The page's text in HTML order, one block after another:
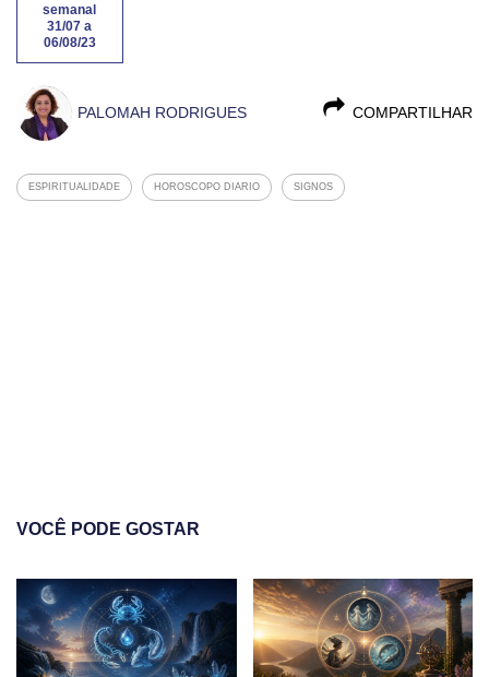
semanal
31/07 a
06/08/23
COMPARTILHAR
PALOMAH RODRIGUES
ESPIRITUALIDADE HOROSCOPO DIARIO SIGNOS
VOCÊ PODE GOSTAR